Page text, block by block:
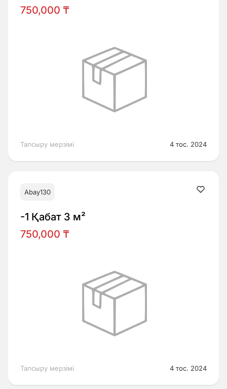
750,000 ₸
Тапсыру мерзімі 4 тос. 2024
Abay130
-1 Қабат 3 м²
750,000 ₸
Тапсыру мерзімі 4 тос. 2024